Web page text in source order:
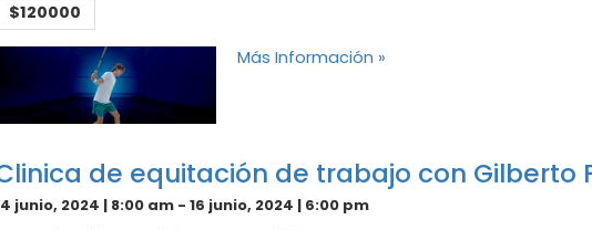
$120000
Más Información »
de equitación de trabajo con Gilberto
junio, 2024 | 8:00 am - 16 junio, 2024 | 6:00 pm